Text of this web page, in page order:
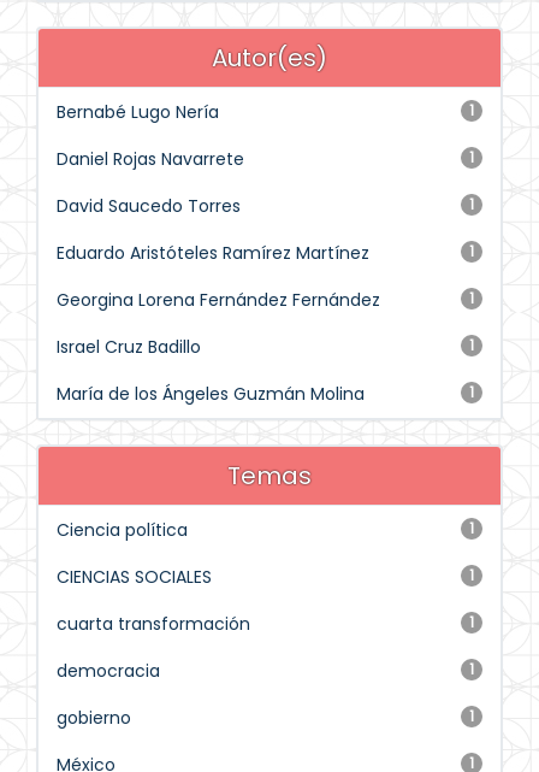
Autor(es)
1
Bernabé Lugo Nería
1
Daniel Rojas Navarrete
1
David Saucedo Torres
1
Eduardo Aristóteles Ramírez Martínez
1
Georgina Lorena Fernández Fernández
1
Israel Cruz Badillo
1
María de los Ángeles Guzmán Molina
Temas
1
Ciencia política
1
CIENCIAS SOCIALES
1
cuarta transformación
1
democracia
1
gobierno
1
México